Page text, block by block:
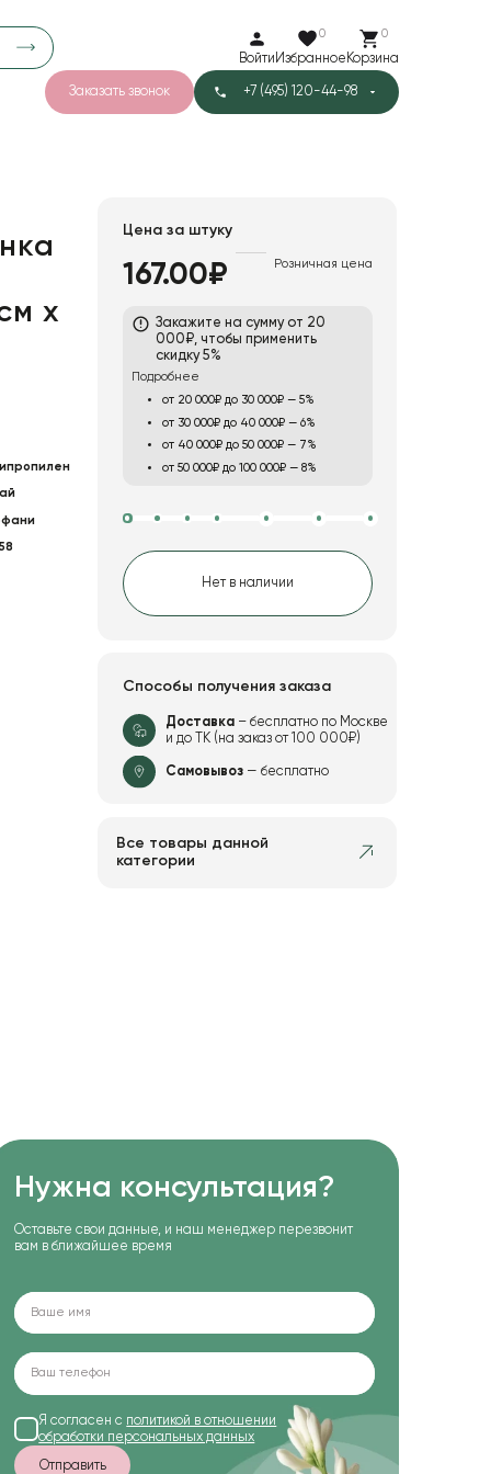
Войти
0
Избранное
0
Корзина
Заказать звонок +7 (495) 120-44-98
х
Цена за штуку
167.00₽ Розничная цена
Закажите на сумму от 20
000₽, чтобы применить
скидку 5%
Подробнее
от 20 000₽ до 30 000₽ — 5%
от 30 000₽ до 40 000₽ — 6%
от 40 000₽ до 50 000₽ — 7%
от 50 000₽ до 100 000₽ — 8%
Нет в наличии
Способы получения заказа
Доставка– бесплатно по Москве
и до ТК (на заказ от 100 000₽)
Самовывоз— бесплатно
Все товары данной
категории
Нужна консультация?
Оставьте свои данные, и наш менеджер перезвонит
вам в ближайшее время
Я согласен с политикой в отношении
обработки персональных данных
Отправить